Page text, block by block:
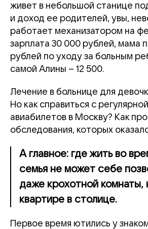
живет в небольшой станице
и доход ее родителей, увы,
работает механизатором на
зарплата 30 000 рублей, мама
рублей по уходу за больным
самой Алины – 12 500.
Лечение в больнице для
Но как справиться с
авиабилетов в Москву? Как
обследования, которых
А главное: где жить во
семья не может себе
даже крохотной комнаты,
квартире в столице.
Первое время ютились у